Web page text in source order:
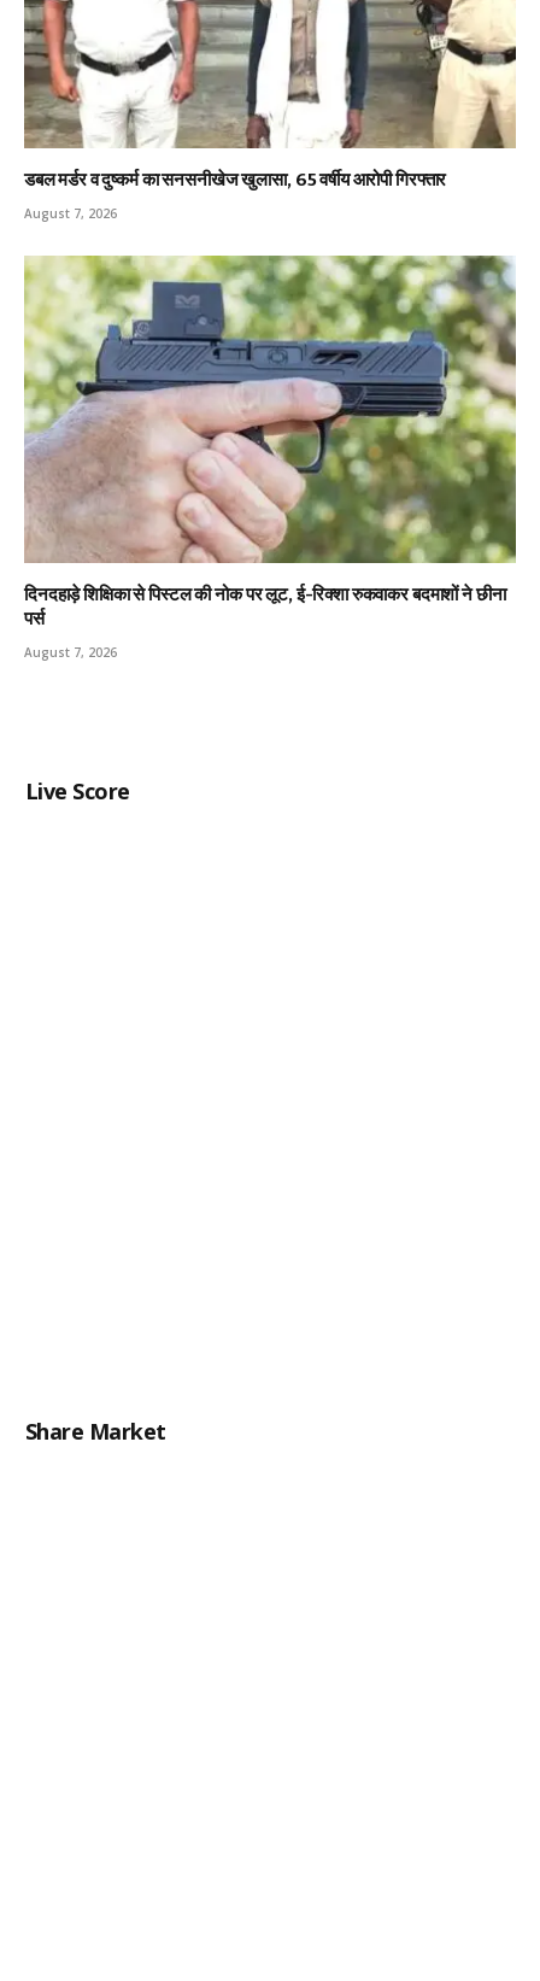
डबल मर्डर व दुष्कर्म का सनसनीखेज खुलासा, 65 वर्षीय आरोपी गिरफ्तार
August 7, 2026
दिनदहाड़े शिक्षिका से पिस्टल की नोक पर लूट, ई-रिक्शा रुकवाकर बदमाशों ने छीना
पर्स
August 7, 2026
Live Score
Share Market